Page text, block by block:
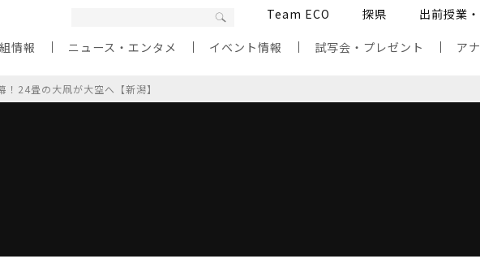
Team ECO 探県 出前授業
情報 ニュース・エンタメ イベント情報 試写会・プレゼント ア
24畳の大凧が大空へ【新潟】